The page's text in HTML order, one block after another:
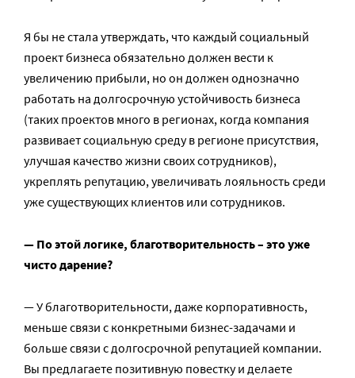
Я бы не стала утверждать, что каждый социальный
проект бизнеса обязательно должен вести к
увеличению прибыли, но он должен однозначно
работать на долгосрочную устойчивость бизнеса
(таких проектов много в регионах, когда компания
развивает социальную среду в регионе присутствия,
улучшая качество жизни своих сотрудников),
укреплять репутацию, увеличивать лояльность среди
уже существующих клиентов или сотрудников.
— По этой логике, благотворительность – это уже
чисто дарение?
— У благотворительности, даже корпоративность,
меньше связи с конкретными бизнес-задачами и
больше связи с долгосрочной репутацией компании.
Вы предлагаете позитивную повестку и делаете